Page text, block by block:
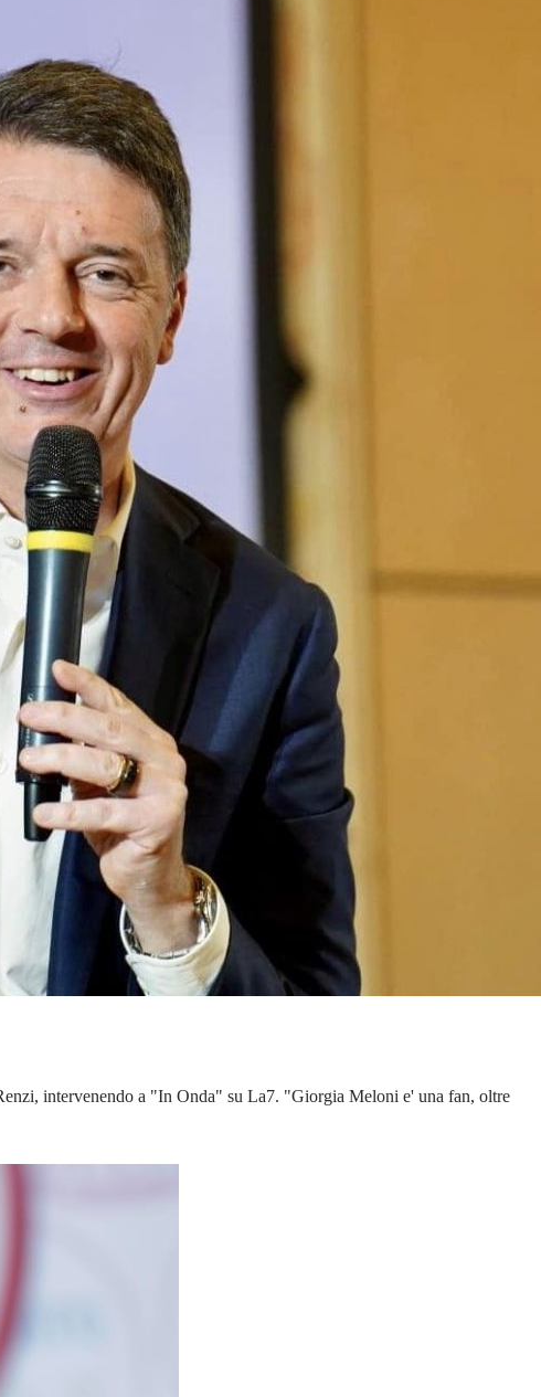
intervenendo a "In Onda" su La7. "Giorgia Meloni e' una fan, oltre